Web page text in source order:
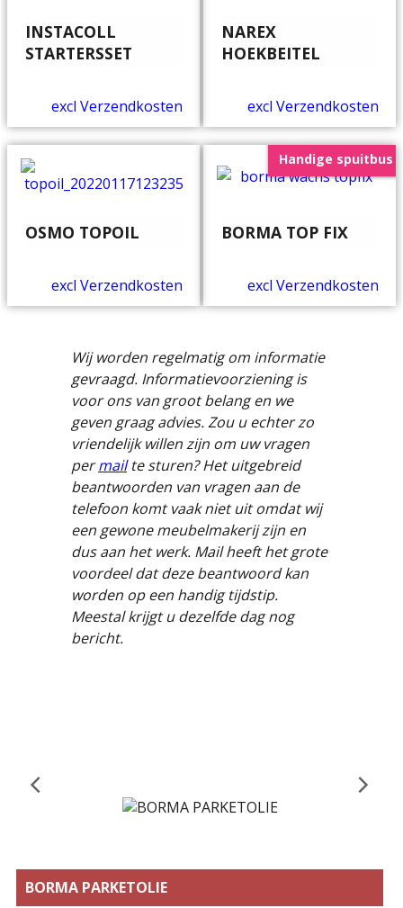
INSTACOLL
STARTERSSET
excl Verzendkosten
NAREX
HOEKBEITEL
excl Verzendkosten
OSMO TOPOIL
excl Verzendkosten
Handige spuitbus
BORMA TOP FIX
excl Verzendkosten
Wij worden regelmatig om informatie
gevraagd. Informatievoorziening is
voor ons van groot belang en we
geven graag advies. Zou u echter zo
vriendelijk willen zijn om uw vragen
permailte sturen? Het uitgebreid
beantwoorden van vragen aan de
telefoon komt vaak niet uit omdat wij
een gewone meubelmakerij zijn en
dus aan het werk. Mail heeft het grote
voordeel dat deze beantwoord kan
worden op een handig tijdstip.
Meestal krijgt u dezelfde dag nog
bericht.
BORMA PARKETOLIE